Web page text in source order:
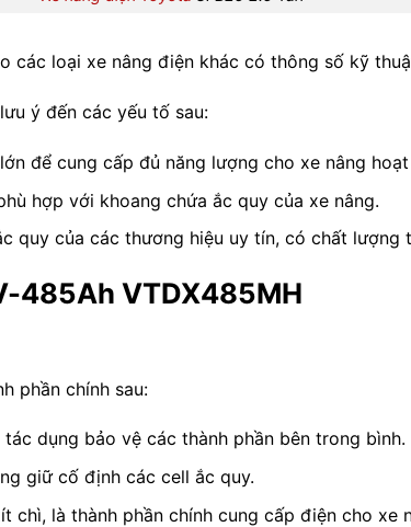
các loại xe nâng điện khác có thông số kỹ
ý đến các yếu tố sau:
để cung cấp đủ năng lượng cho xe nâng
hợp với khoang chứa ắc quy của xe nâng.
quy của các thương hiệu uy tín, có chất
485Ah VTDX485MH
phần chính sau:
dụng bảo vệ các thành phần bên trong bình.
giữ cố định các cell ắc quy.
chì, là thành phần chính cung cấp điện cho xe